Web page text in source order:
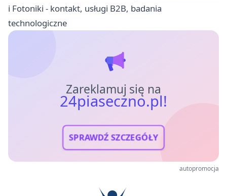
i Fotoniki - kontakt, usługi B2B, badania
technologiczne
Zareklamuj się na
24piaseczno.pl!
SPRAWDŹ SZCZEGÓŁY
autopromocja